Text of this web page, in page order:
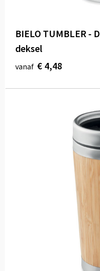
BIELO TUMBLER -
deksel
vanaf € 4,48